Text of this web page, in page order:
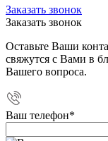
Заказать звонок
Заказать звонок
Оставьте Ваши
свяжутся с Вами в
Вашего вопроса.
Ваш телефон*